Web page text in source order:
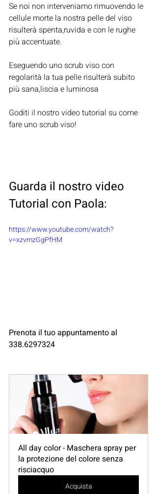
Se noi non interveniamo rimuovendo le
cellule morte la nostra pelle del viso
risulterà spenta,ruvida e con le rughe
più accentuate.
Eseguendo uno scrub viso con
regolarità la tua pelle risulterà subito
più sana,liscia e luminosa
Goditi il nostro video tutorial su come
fare uno scrub viso!
Guarda il nostro video
Tutorial con Paola:
https://www.youtube.com/watch?
v=xzvmzGgPfHM
Prenota il tuo appuntamento al
338.6297324
All day color - Maschera spray per
la protezione del colore senza
risciacquo
Acquista